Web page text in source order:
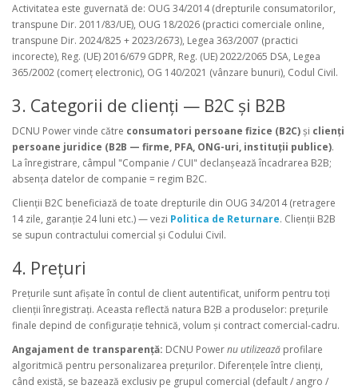
Activitatea este guvernată de: OUG 34/2014 (drepturile consumatorilor,
transpune Dir. 2011/83/UE), OUG 18/2026 (practici comerciale online,
transpune Dir. 2024/825 + 2023/2673), Legea 363/2007 (practici
incorecte), Reg. (UE) 2016/679 GDPR, Reg. (UE) 2022/2065 DSA, Legea
365/2002 (comerț electronic), OG 140/2021 (vânzare bunuri), Codul Civil.
3. Categorii de clienți — B2C și B2B
DCNU Power vinde către consumatori persoane fizice (B2C)și clienți
persoane juridice (B2B — firme, PFA, ONG-uri, instituții publice).
La înregistrare, câmpul "Companie / CUI" declanșează încadrarea B2B;
absența datelor de companie = regim B2C.
Clienții B2C beneficiază de toate drepturile din OUG 34/2014 (retragere
14 zile, garanție 24 luni etc.) — vezi Politica de Returnare. Clienții B2B
se supun contractului comercial și Codului Civil.
4. Prețuri
Prețurile sunt afișate în contul de client autentificat, uniform pentru toți
clienții înregistrați. Aceasta reflectă natura B2B a produselor: prețurile
finale depind de configurație tehnică, volum și contract comercial-cadru.
Angajament de transparență: DCNU Powernu utilizează profilare
algoritmică pentru personalizarea prețurilor. Diferențele între clienți,
când există, se bazează exclusiv pe grupul comercial (default / angro /